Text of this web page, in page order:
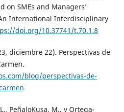
on SMEs and Managers’
International Interdisciplinary
doi.org/10.37741/t.70.1.8
diciembre 22). Perspectivas de
blog/perspectivas-de-
PeñaloKusa, M., y Ortega-